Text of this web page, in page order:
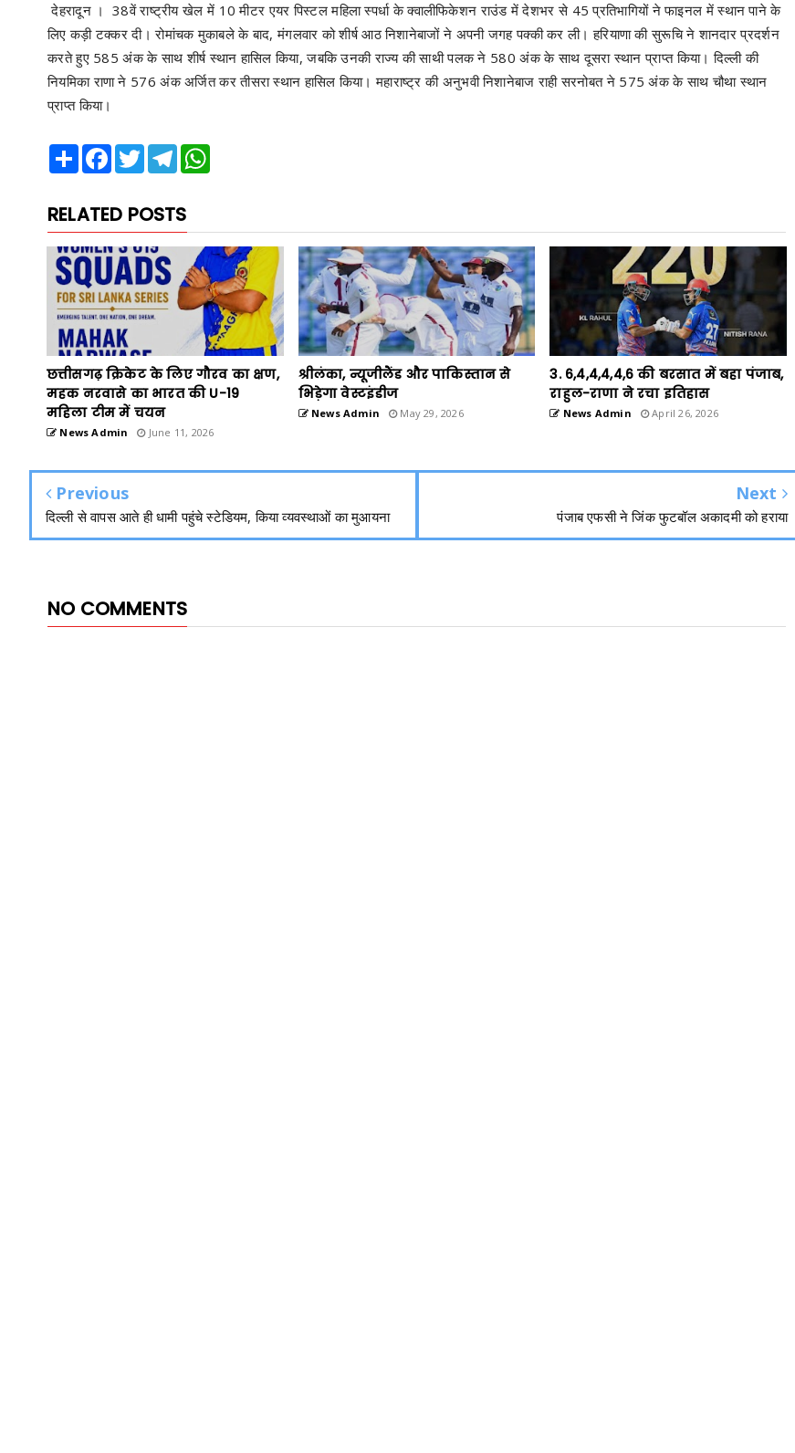
देहरादून । 38वें राष्ट्रीय खेल में 10 मीटर एयर पिस्टल महिला स्पर्धा के क्वालीफिकेशन राउंड में देशभर से 45 प्रतिभागियों ने फाइनल में स्थान पाने के
लिए कड़ी टक्कर दी। रोमांचक मुकाबले के बाद, मंगलवार को शीर्ष आठ निशानेबाजों ने अपनी जगह पक्की कर ली। हरियाणा की सुरूचि ने शानदार प्रदर्शन
करते हुए 585 अंक के साथ शीर्ष स्थान हासिल किया, जबकि उनकी राज्य की साथी पलक ने 580 अंक के साथ दूसरा स्थान प्राप्त किया। दिल्ली की
नियमिका राणा ने 576 अंक अर्जित कर तीसरा स्थान हासिल किया। महाराष्ट्र की अनुभवी निशानेबाज राही सरनोबत ने 575 अंक के साथ चौथा स्थान
प्राप्त किया।
Share Facebook
TwitterTelegram
RELATED POSTS
छत्तीसगढ़ क्रिकेट के लिए गौरव का क्षण,
महक नरवासे का भारत की U-19
महिला टीम में चयन
News Admin June 11, 2026
श्रीलंका, न्यूजीलैंड और पाकिस्तान से
भिड़ेगा वेस्टइंडीज
News Admin May 29, 2026
3. 6,4,4,4,4,6 की बरसात में बहा पंजाब,
राहुल-राणा ने रचा इतिहास
News Admin April 26, 2026
Previous
दिल्ली से वापस आते ही धामी पहुंचे स्टेडियम, किया व्यवस्थाओं का मुआयना
Next
पंजाब एफसी ने जिंक फुटबॉल अकादमी को हराया
NO COMMENTS